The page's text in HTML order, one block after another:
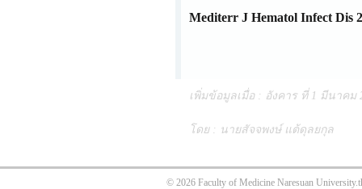
Mediterr J Hematol Infect Dis
เพิ่มข้อมูลเมื่อ : อังคาร ที่ 1 มีนาคม
โดย : นายสัจจพงษ์ แต้ดุลยกุล
© 2026 Faculty of Medicine Naresuan